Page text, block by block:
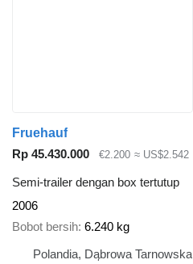
Fruehauf
Rp 45.430.000
€2.200 ≈ US$2.542
Semi-trailer dengan box tertutup
2006
Bobot bersih 6.240 kg
Polandia, Dąbrowa Tarnowska